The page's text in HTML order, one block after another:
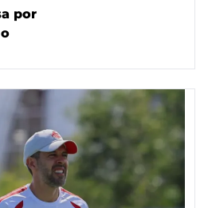
por